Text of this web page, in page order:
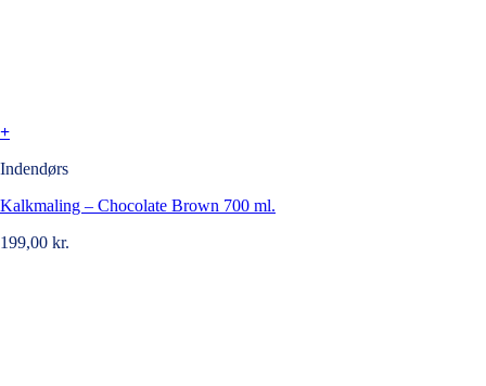
+
Indendørs
Kalkmaling – Chocolate Brown 700 ml.
199,00 kr.